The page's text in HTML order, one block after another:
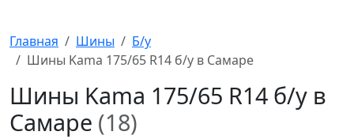
Главная Шины
Б/у
Шины Kama 175/65 R14 б/у в Самаре
Шины Kama 175/65 R14 б/у в
Самаре (18)